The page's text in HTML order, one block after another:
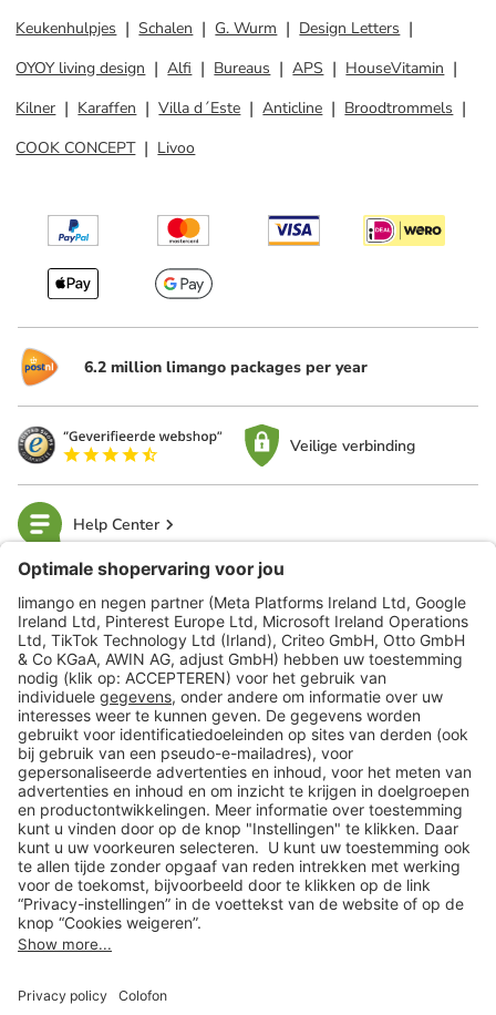
Keukenhulpjes
Schalen G. Wurm
Design Letters
OYOY living design
Alfi Bureaus APS
HouseVitamin
Kilner
Karaffen Villa d´Este Anticline
Broodtrommels
COOK CONCEPT
Livoo
6.2 million limango packages per year
Veilige verbinding
Help Center
limango
Veilig winkelen
Klantenservice
Shop
Acties